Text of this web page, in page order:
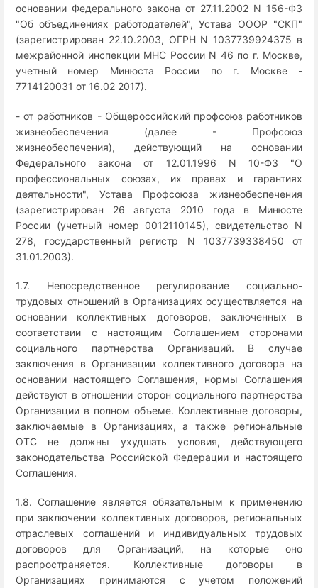
основании Федерального закона от 27.11.2002 N 156-ФЗ
"Об объединениях работодателей", Устава ОООР "СКП"
(зарегистрирован 22.10.2003, ОГРН N 1037739924375 в
межрайонной инспекции МНС России N 46 по г. Москве,
учетный номер Минюста России по г. Москве -
7714120031 от 16.02 2017).
- от работников - Общероссийский профсоюз работников
жизнеобеспечения (далее - Профсоюз
жизнеобеспечения), действующий на основании
Федерального закона от 12.01.1996 N 10-ФЗ "О
профессиональных союзах, их правах и гарантиях
деятельности", Устава Профсоюза жизнеобеспечения
(зарегистрирован 26 августа 2010 года в Минюсте
России (учетный номер 0012110145), свидетельство N
278, государственный регистр N 1037739338450 от
31.01.2003).
1.7. Непосредственное регулирование социально-
трудовых отношений в Организациях осуществляется на
основании коллективных договоров, заключенных в
соответствии с настоящим Соглашением сторонами
социального партнерства Организаций. В случае
заключения в Организации коллективного договора на
основании настоящего Соглашения, нормы Соглашения
действуют в отношении сторон социального партнерства
Организации в полном объеме. Коллективные договоры,
заключаемые в Организациях, а также региональные
ОТС не должны ухудшать условия, действующего
законодательства Российской Федерации и настоящего
Соглашения.
1.8. Соглашение является обязательным к применению
при заключении коллективных договоров, региональных
отраслевых соглашений и индивидуальных трудовых
договоров для Организаций, на которые оно
распространяется. Коллективные договоры в
Организациях принимаются с учетом положений